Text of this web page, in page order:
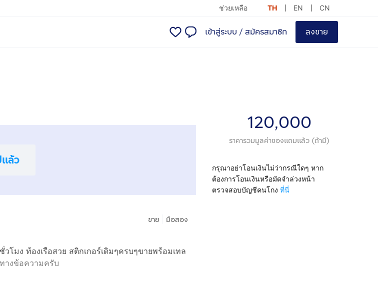
ช่วยเหลือ TH EN CN
เข้าสู่ระบบ / สมัครสมาชิก ลงขาย
ล้ว
ขาย มือสอง
วโมง ท้องเรือสวย สติกเกอร์เดิมๆครบๆขายพร้อมเทล
างข้อความครับ
120,000
ราคารวมมูลค่าของแถมแล้ว (ถ้ามี)
กรุณาอย่าโอนเงินไม่ว่ากรณีใดๆ หาก
ต้องการโอนเงินหรือมัดจำล่วงหน้า
ตรวจสอบบัญชีคนโกง ที่นี่